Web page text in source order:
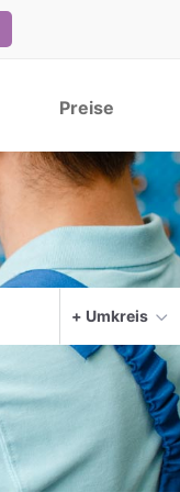
Preise
+ Umkreis